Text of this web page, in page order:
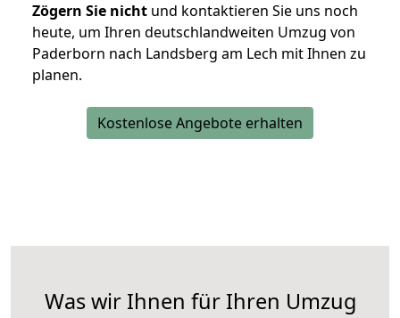
Zögern Sie nicht und kontaktieren Sie uns noch
heute, um Ihren deutschlandweiten Umzug von
Paderborn nach Landsberg am Lech mit Ihnen zu
planen.
Kostenlose Angebote erhalten
Was wir Ihnen für Ihren Umzug